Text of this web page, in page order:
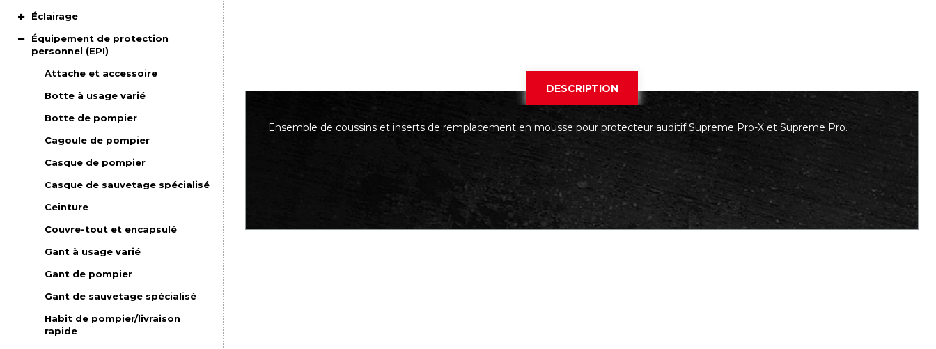
Éclairage
Équipement de protection
personnel (EPI)
Attache et accessoire
Botte à usage varié
Botte de pompier
Cagoule de pompier
Casque de pompier
Casque de sauvetage spécialisé
Ceinture
Couvre-tout et encapsulé
Gant à usage varié
Gant de pompier
Gant de sauvetage spécialisé
Habit de pompier/livraison
rapide
DESCRIPTION
Ensemble de coussins et inserts de remplacement en mousse pour protecteur auditif Supreme Pro-X et Supreme Pro.